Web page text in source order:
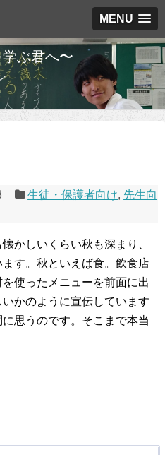
MENU
ぶ君へ〜
生徒・保護者向け, 先生向
かしいくらい秋も深まり、
す。秋といえば食。飲食店
使ったメニューを前面に出
かのように宣伝しています
思うのです。そこまで本当